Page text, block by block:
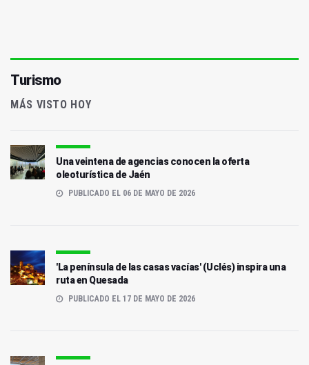
Turismo
MÁS VISTO HOY
Una veintena de agencias conocen la oferta
oleoturística de Jaén
PUBLICADO EL 06 DE MAYO DE 2026
'La península de las casas vacías' (Uclés) inspira una
ruta en Quesada
PUBLICADO EL 17 DE MAYO DE 2026